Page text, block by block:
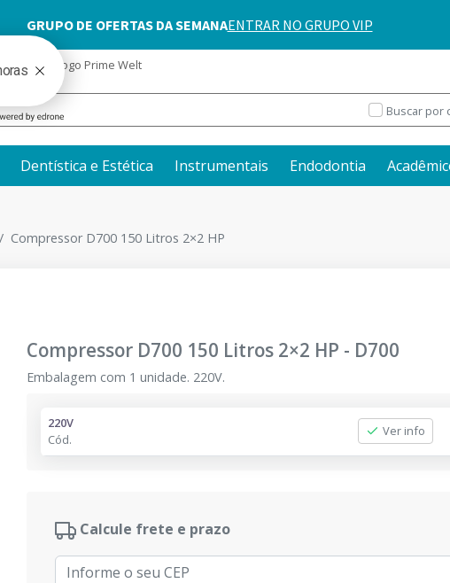
blog Catálogo Prime Welt
Buscar por
Dentística e Estética Instrumentais Endodontia
Compressor D700 150 Litros 2×2 HP
Compressor D700 150 Litros 2×2 HP - D700
Embalagem com 1 unidade. 220V.
220V
Cód.
Ver info
Calcule frete e prazo